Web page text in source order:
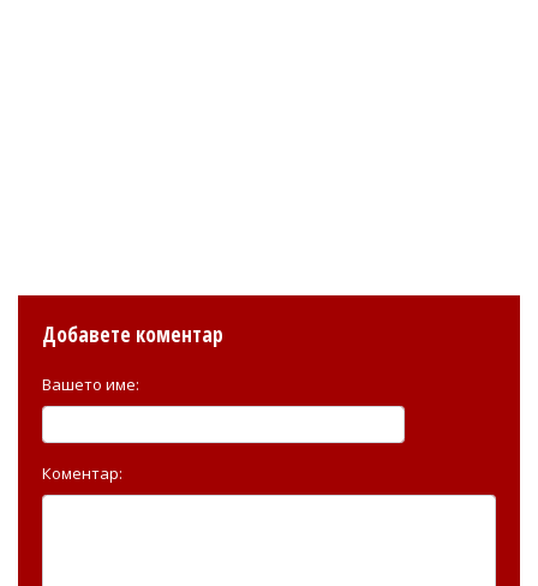
Добавете коментар
Вашето име:
Коментар: